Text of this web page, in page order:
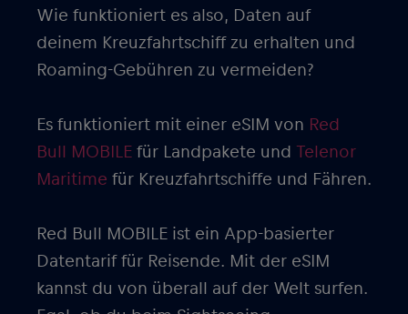
Wie funktioniert es also, Daten auf
deinem Kreuzfahrtschiff zu erhalten und
Roaming-Gebühren zu vermeiden?
Es funktioniert mit einer eSIM von Red
Bull MOBILE für Landpakete und Telenor
Maritime für Kreuzfahrtschiffe und Fähren.
Red Bull MOBILE ist ein App-basierter
Datentarif für Reisende. Mit der eSIM
kannst du von überall auf der Welt surfen.